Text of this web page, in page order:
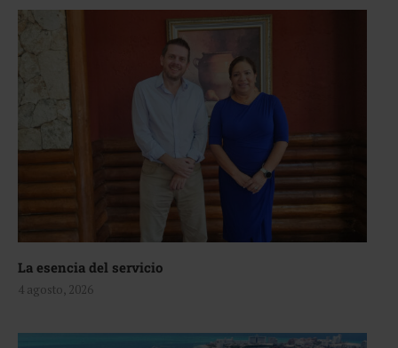
La esencia del servicio
4 agosto, 2026